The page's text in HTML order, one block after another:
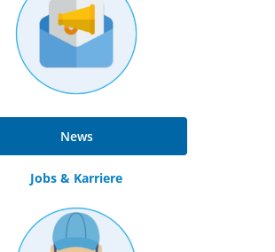
News
Jobs & Karriere